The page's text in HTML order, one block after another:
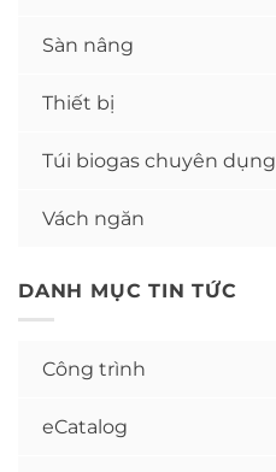
Sàn nâng
Thiết bị
Túi biogas chuyên dụng
Vách ngăn
DANH MỤC TIN TỨC
Công trình
eCatalog